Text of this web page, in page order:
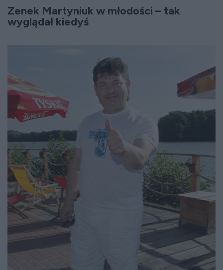
Zenek Martyniuk w młodości – tak
wyglądał kiedyś